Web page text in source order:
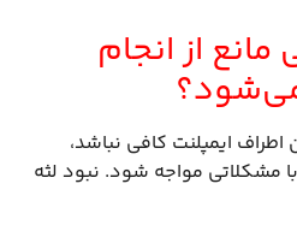
مانع از انجام
می‌شود؟
اطراف ایمپلنت کافی نباشد،
مشکلاتی مواجه شود. نبود لثه